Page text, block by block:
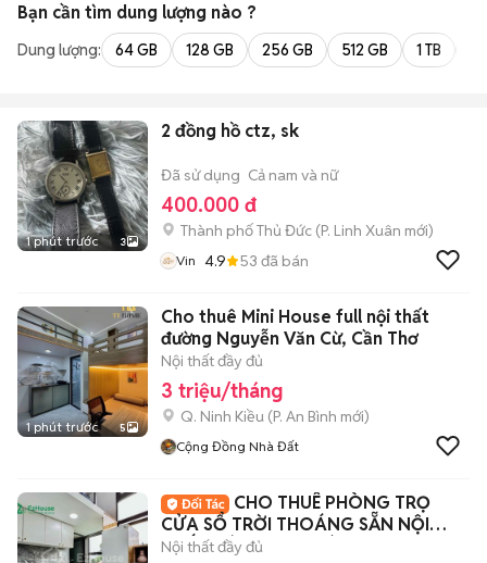
Bạn cần tìm dung lượng nào ?
Dung lượng: 64 GB 128 GB 256 GB 512 GB 1 TB
1 phút trước 3
2 đồng hồ ctz, sk
Đã sử dụng Cả nam và nữ
400.000 đ
Thành phố Thủ Đức (P. Linh Xuân mới)
Vin 4.9 53 đã bán
1 phút trước 5
Cho thuê Mini House full nội thất
đường Nguyễn Văn Cừ, Cần Thơ
Nội thất đầy đủ
3 triệu/tháng
Q. Ninh Kiều (P. An Bình mới)
Cộng Đồng Nhà Đất
CHO THUÊ PHÒNG TRỌ
CỬA SỔ TRỜI THOÁNG SẴN NỘI
THẤT CÓ THANG MÁY
Nội thất đầy đủ